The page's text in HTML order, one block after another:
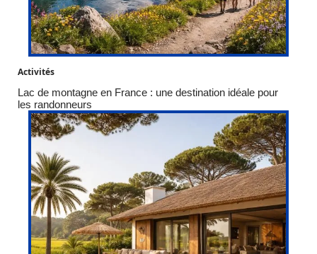
Activités
Lac de montagne en France : une destination idéale pour
les randonneurs